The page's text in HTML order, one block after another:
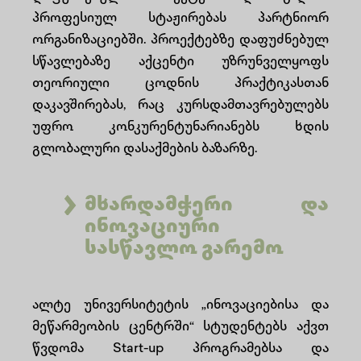
პროფესიულ სტაჟირებას პარტნიორ
ორგანიზაციებში. პროექტებზე დაფუძნებულ
სწავლებაზე აქცენტი უზრუნველყოფს
თეორიული ცოდნის პრაქტიკასთან
დაკავშირებას, რაც კურსდამთავრებულებს
უფრო კონკურენტუნარიანებს ხდის
გლობალური დასაქმების ბაზარზე.
მხარდამჭერი და
ინოვაციური
სასწავლო გარემო
ალტე უნივერსიტეტის „ინოვაციებისა და
მეწარმეობის ცენტრში“ სტუდენტებს აქვთ
წვდომა Start-up პროგრამებსა და